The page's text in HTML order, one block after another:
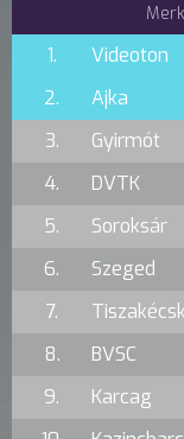
1. Videoton
2.
Ajka
3.
Gyirmót
4.
DVTK
5.
Soroksár
6.
Szeged
7.
8.
BVSC
9.
Karcag